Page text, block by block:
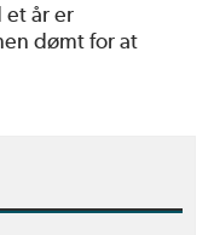
et år er
dømt for at